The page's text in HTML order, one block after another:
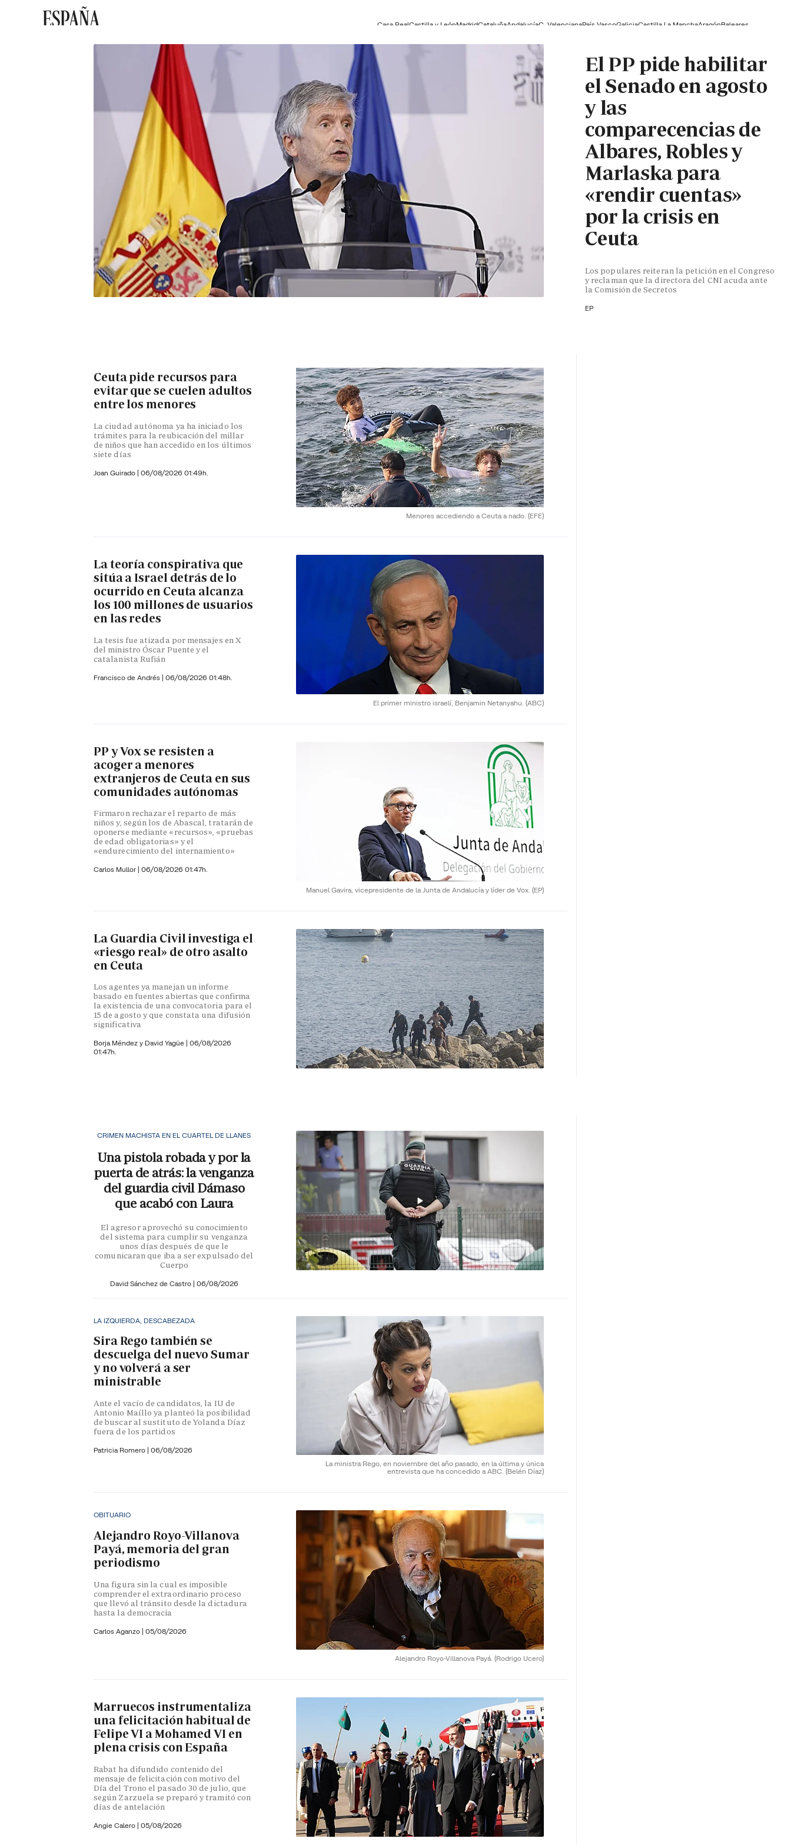
ESPAÑA Casa RealCastilla y LeónMadridCataluñaAndalucíaC. ValencianaPaís VascoGaliciaCastilla La ManchaAragónBaleares
El PP pide habilitar
el Senado en agosto
y las
comparecencias de
Albares, Robles y
Marlaska para
«rendir cuentas»
por la crisis en
Ceuta
Los populares reiteran la petición en el Congreso
y reclaman que la directora del CNI acuda ante
la Comisión de Secretos
EP
Menores accediendo a Ceuta a nado. (EFE)
Ceuta pide recursos para
evitar que se cuelen adultos
entre los menores
La ciudad autónoma ya ha iniciado los
trámites para la reubicación del millar
de niños que han accedido en los últimos
siete días
Joan Guirado | 06/08/2026 01:49h.
El primer ministro israelí, Benjamin Netanyahu. (ABC)
La teoría conspirativa que
sitúa a Israel detrás de lo
ocurrido en Ceuta alcanza
los 100 millones de usuarios
en las redes
La tesis fue atizada por mensajes en X
del ministro Óscar Puente y el
catalanista Rufián
Francisco de Andrés | 06/08/2026 01:48h.
Manuel Gavira, vicepresidente de la Junta de Andalucía y líder de Vox. (EP)
PP y Vox se resisten a
acoger a menores
extranjeros de Ceuta en sus
comunidades autónomas
Firmaron rechazar el reparto de más
niños y, según los de Abascal, tratarán de
oponerse mediante «recursos», «pruebas
de edad obligatorias» y el
«endurecimiento del internamiento»
Carlos Mullor | 06/08/2026 01:47h.
La Guardia Civil investiga el
«riesgo real» de otro asalto
en Ceuta
Los agentes ya manejan un informe
basado en fuentes abiertas que confirma
la existencia de una convocatoria para el
15 de agosto y que constata una difusión
significativa
Borja Méndez y David Yagüe | 06/08/2026
01:47h.
CRIMEN MACHISTA EN EL CUARTEL DE LLANES
Una pistola robada y por la
puerta de atrás: la venganza
del guardia civil Dámaso
que acabó con Laura
El agresor aprovechó su conocimiento
del sistema para cumplir su venganza
unos días después de que le
comunicaran que iba a ser expulsado del
Cuerpo
David Sánchez de Castro | 06/08/2026
La ministra Rego, en noviembre del año pasado, en la última y única
entrevista que ha concedido a ABC. (Belén Díaz)
LA IZQUIERDA, DESCABEZADA
Sira Rego también se
descuelga del nuevo Sumar
y no volverá a ser
ministrable
Ante el vacío de candidatos, la IU de
Antonio Maíllo ya planteó la posibilidad
de buscar al sustituto de Yolanda Díaz
fuera de los partidos
Patricia Romero | 06/08/2026
Alejandro Royo-Villanova Payá. (Rodrigo Ucero)
OBITUARIO
Alejandro Royo-Villanova
Payá, memoria del gran
periodismo
Una figura sin la cual es imposible
comprender el extraordinario proceso
que llevó al tránsito desde la dictadura
hasta la democracia
Carlos Aganzo | 05/08/2026
Marruecos instrumentaliza
una felicitación habitual de
Felipe VI a Mohamed VI en
plena crisis con España
Rabat ha difundido contenido del
mensaje de felicitación con motivo del
Día del Trono el pasado 30 de julio, que
según Zarzuela se preparó y tramitó con
días de antelación
Angie Calero | 05/08/2026